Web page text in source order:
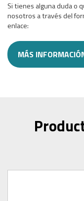
Si tienes alguna duda o
nosotros a través del
enlace:
MÁS